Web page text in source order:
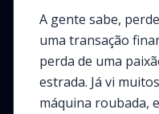
A gente sabe,
uma transação
perda de uma
estrada. Já vi
máquina roubada,